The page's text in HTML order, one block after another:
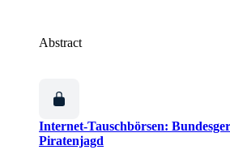
Abstract
Internet-Tauschbörsen:
Piratenjagd